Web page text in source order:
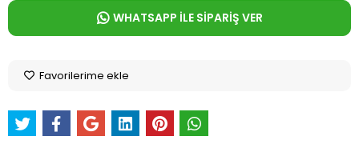
WHATSAPP İLE SİPARİŞ VER
Favorilerime ekle